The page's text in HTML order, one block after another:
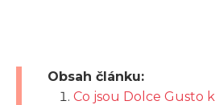
Obsah článku:
Co jsou Dolce Gusto